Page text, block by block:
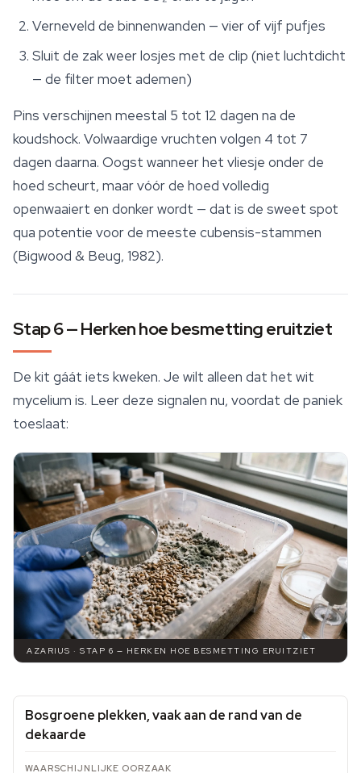
Verneveld de binnenwanden — vier of vijf pufjes
Sluit de zak weer losjes met de clip (niet luchtdicht
— de filter moet ademen)
Pins verschijnen meestal 5 tot 12 dagen na de
koudshock. Volwaardige vruchten volgen 4 tot 7
dagen daarna. Oogst wanneer het vliesje onder de
hoed scheurt, maar vóór de hoed volledig
openwaaiert en donker wordt — dat is de sweet spot
qua potentie voor de meeste cubensis-stammen
(Bigwood & Beug, 1982).
Stap 6 — Herken hoe besmetting eruitziet
De kit gáát iets kweken. Je wilt alleen dat het wit
mycelium is. Leer deze signalen nu, voordat de paniek
toeslaat:
AZARIUS · STAP 6 — HERKEN HOE BESMETTING ERUITZIET
Bosgroene plekken, vaak aan de rand van de
dekaarde